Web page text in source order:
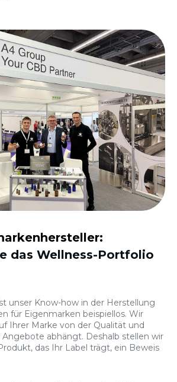
das Wellness-Portfolio
unser Know-how in der Herstellung
für Eigenmarken beispiellos. Wir
Ihrer Marke von der Qualität und
abhängt. Deshalb stellen wir
das Ihr Label trägt, ein Beweis